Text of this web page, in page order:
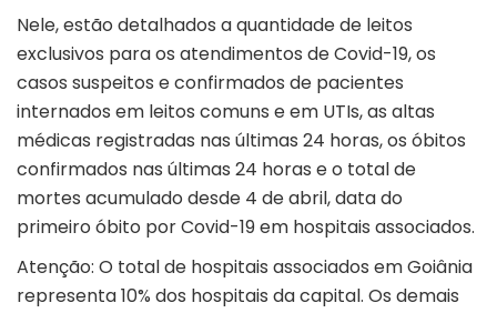
Nele, estão detalhados a quantidade de leitos
exclusivos para os atendimentos de Covid-19, os
casos suspeitos e confirmados de pacientes
internados em leitos comuns e em UTIs, as altas
médicas registradas nas últimas 24 horas, os óbitos
confirmados nas últimas 24 horas e o total de
mortes acumulado desde 4 de abril, data do
primeiro óbito por Covid-19 em hospitais associados.
Atenção: O total de hospitais associados em Goiânia
representa 10% dos hospitais da capital. Os demais